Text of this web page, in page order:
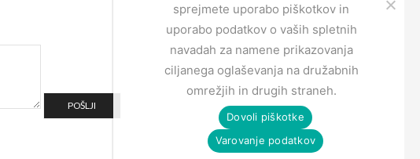
sprejmete uporabo piškotkov in
uporabo podatkov o vaših spletnih
navadah za namene prikazovanja
ciljanega oglaševanja na družabnih
omrežjih in drugih straneh.
Dovoli piškotke
Varovanje podatkov